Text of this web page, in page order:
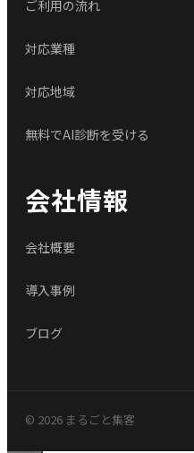
ご利用の流れ
対応業種
対応地域
無料でAI診断を受ける
会社情報
会社概要
導入事例
ブログ
© 2026 まるごと集客